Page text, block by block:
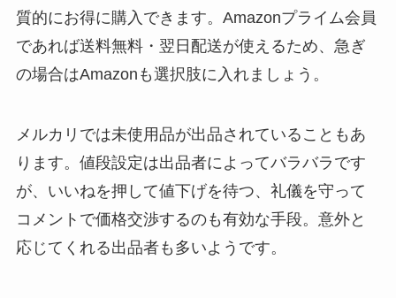
質的にお得に購入できます。Amazonプライム会員
であれば送料無料・翌日配送が使えるため、急ぎ
の場合はAmazonも選択肢に入れましょう。
メルカリでは未使用品が出品されていることもあ
ります。値段設定は出品者によってバラバラです
が、いいねを押して値下げを待つ、礼儀を守って
コメントで価格交渉するのも有効な手段。意外と
応じてくれる出品者も多いようです。